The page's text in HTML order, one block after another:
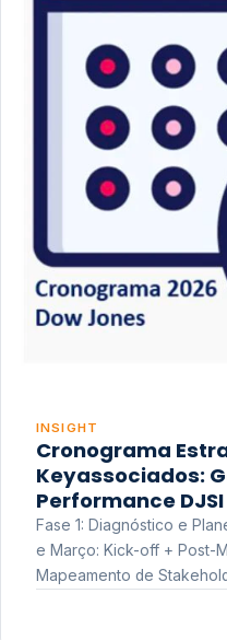
INSIGHT
Cronograma
Keyassociados:
Performance DJSI
Fase 1: Diagnóstico e
e Março: Kick-off + Post-
Mapeamento de